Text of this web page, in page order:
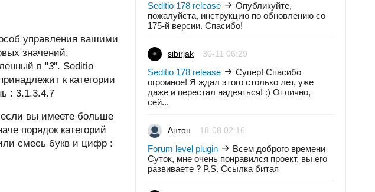
управления вашими
значений,
в "3". Seditio
к категории
: 3.1.3.4.7
если вы имеете больше
порядок категорий
смесь букв и цифр :
Seditio 178 release
Опубликуйте,
пожалуйста, инструкцию по обновлению со
175-й версии. Спасибо!
sibirjak 30-11 06:29
Seditio 178 release
Супер! Спасибо
огромное! Я ждал этого столько лет, уже
даже и перестал надеяться! :) Отлично,
сей...
Антон 18-08 02:16
Forum level plugin
Всем доброго времени
Суток, мне очень понравился проект, вы его
развиваете ? P.S. Ссылка битая